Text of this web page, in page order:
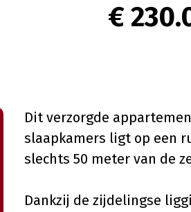
€
Dit verzorgde
slaapkamers ligt op een
slechts 50 meter van de
Dankzij de zijdelingse